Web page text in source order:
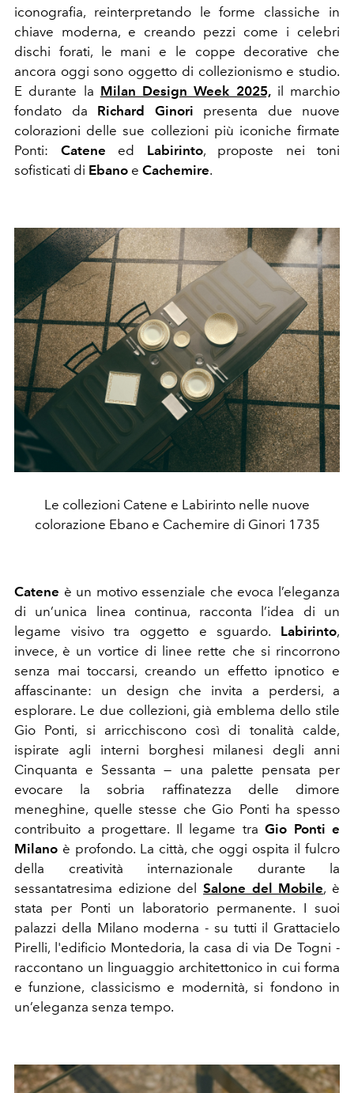
iconografia, reinterpretando le forme classiche in
chiave moderna, e creando pezzi come i celebri
dischi forati, le mani e le coppe decorative che
ancora oggi sono oggetto di collezionismo e studio.
E durante la Milan Design Week 2025,il marchio
fondato da Richard Ginori presenta due nuove
colorazioni delle sue collezioni più iconiche firmate
Ponti: Catene ed Labirinto, proposte nei toni
sofisticati di Ebano e Cachemire.
Le collezioni Catene e Labirinto nelle nuove
colorazione Ebano e Cachemire di Ginori 1735
Catene è un motivo essenziale che evoca l’eleganza
di un’unica linea continua, racconta l’idea di un
legame visivo tra oggetto e sguardo. Labirinto,
invece, è un vortice di linee rette che si rincorrono
senza mai toccarsi, creando un effetto ipnotico e
affascinante: un design che invita a perdersi, a
esplorare. Le due collezioni, già emblema dello stile
Gio Ponti, si arricchiscono così di tonalità calde,
ispirate agli interni borghesi milanesi degli anni
Cinquanta e Sessanta — una palette pensata per
evocare la sobria raffinatezza delle dimore
meneghine, quelle stesse che Gio Ponti ha spesso
contribuito a progettare. Il legame tra Gio Ponti e
Milano è profondo. La città, che oggi ospita il fulcro
della creatività internazionale durante la
sessantatresima edizione del
Salone del Mobile, è
stata per Ponti un laboratorio permanente. I suoi
palazzi della Milano moderna - su tutti il Grattacielo
Pirelli, l'edificio Montedoria, la casa di via De Togni -
raccontano un linguaggio architettonico in cui forma
e funzione, classicismo e modernità, si fondono in
un’eleganza senza tempo.